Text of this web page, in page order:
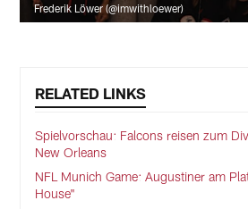
Frederik Löwer (@imwithloewer)
RELATED LINKS
Spielvorschau: Falcons reisen zum
New Orleans
NFL Munich Game: Augustiner am
House"